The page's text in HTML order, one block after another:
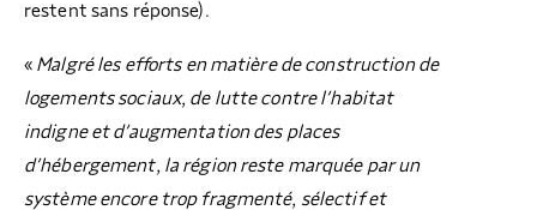
restent sans réponse).
« Malgré les efforts en matière de construction de
logements sociaux, de lutte contre l’habitat
indigne et d’augmentation des places
d’hébergement, la région reste marquée par un
système encore trop fragmenté, sélectif et